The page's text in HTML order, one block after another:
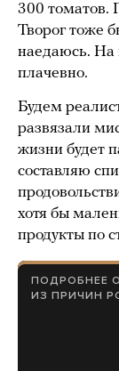
300 томатов.
Творог тоже
наедаюсь. На
плачевно.
Будем
развязали
жизни будет
составляю
хотя бы
продукты по
ПОДРОБНЕЕ
ИЗ ПРИЧИН